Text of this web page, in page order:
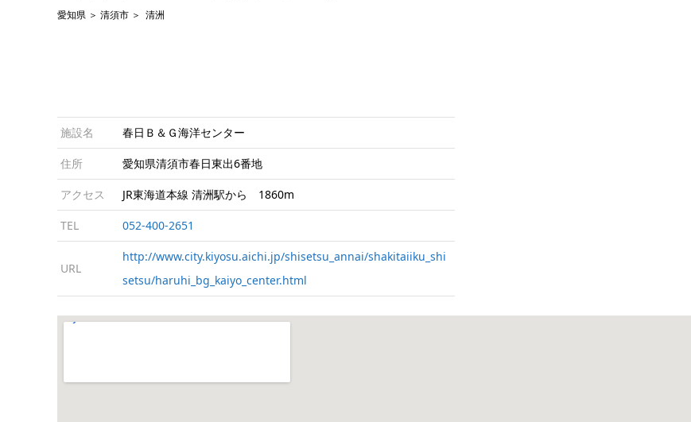
愛知県 清須市 清洲
施設名 春日Ｂ＆Ｇ海洋センター
住所 愛知県清須市春日東出6番地
アクセス JR東海道本線 清洲駅から 1860m
TEL 052-400-2651
URL
http://www.city.kiyosu.aichi.jp/shisetsu_annai/shakitaiiku_shi
setsu/haruhi_bg_kaiyo_center.html